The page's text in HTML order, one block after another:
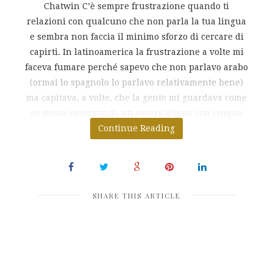
Chatwin C’è sempre frustrazione quando ti
relazioni con qualcuno che non parla la tua lingua
e sembra non faccia il minimo sforzo di cercare di
capirti. In latinoamerica la frustrazione a volte mi
faceva fumare perché sapevo che non parlavo arabo
(ormai lo spagnolo lo parlavo relativamente bene)
ma capitava, a volte, che la gente mi guardava come
teste.
Continue Reading
SHARE THIS ARTICLE